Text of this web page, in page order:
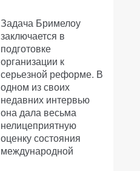
Задача Бримелоу
заключается в
подготовке
организации к
серьезной реформе. В
одном из своих
недавних интервью
она дала весьма
нелицеприятную
оценку состояния
международной